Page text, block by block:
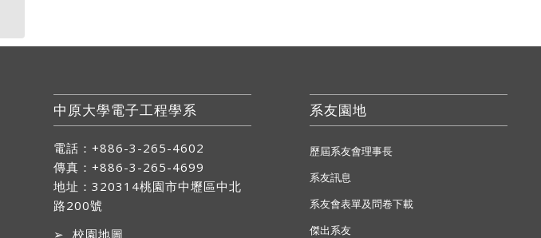
中原大學電子工程學系
電話：+886-3-265-4602
傳真：+886-3-265-4699
地址： 320314桃園市中壢區中北
路200號
➢ 校園地圖
系友園地
歷屆系友會理事長
系友訊息
系友會表單及問卷下載
傑出系友